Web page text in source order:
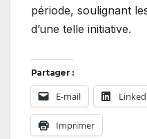
période, soulignant
d’une telle initiative.
Partager :
E-mail
Imprimer